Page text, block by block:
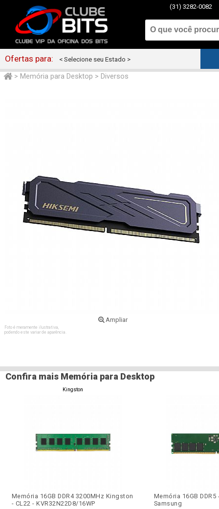
(31) 3282-0082
Ofertas para: < Selecione seu Estado >
> Memória para Desktop > Diversos
Ampliar
Foto é meramente ilustrativa,
podendo este variar de aparência.
Confira mais Memória para Desktop
Kingston
Memória 16GB DDR4 3200MHz Kingston
- CL22 - KVR32N22D8/16WP
Memória 16GB
Samsung